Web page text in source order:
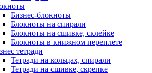
Бизнес-блокноты
Блокноты на спирали
Блокноты на сшивке, склейке
Блокноты в книжном переплете
тетради
Тетради на кольцах, спирали
Тетради на сшивке, скрепке